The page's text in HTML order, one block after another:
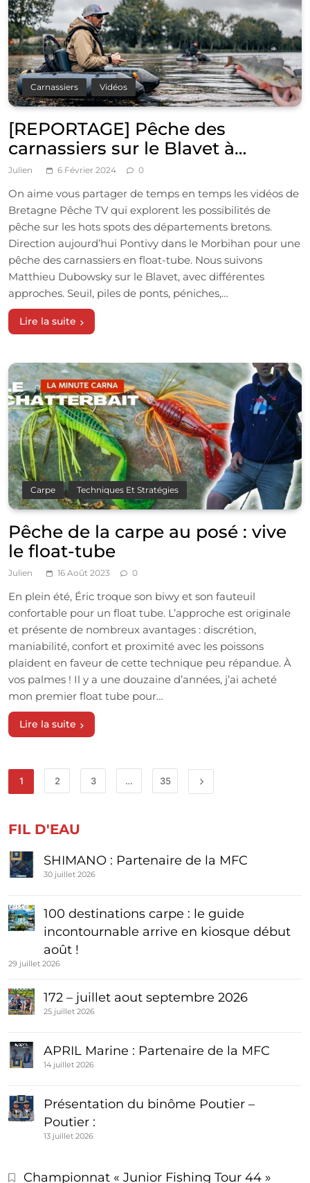
Carnassiers Vidéos
[REPORTAGE] Pêche des
carnassiers sur le Blavet à
Pontivy, en float-tube
Julien 6 Février 2024 0
On aime vous partager de temps en temps les vidéos de
Bretagne Pêche TV qui explorent les possibilités de
pêche sur les hots spots des départements bretons.
Direction aujourd’hui Pontivy dans le Morbihan pour une
pêche des carnassiers en float-tube. Nous suivons
Matthieu Dubowsky sur le Blavet, avec différentes
approches. Seuil, piles de ponts, péniches,…
Lire la suite
Carpe Techniques Et Stratégies
Pêche de la carpe au posé : vive
le float-tube
Julien 16 Août 2023 0
En plein été, Éric troque son biwy et son fauteuil
confortable pour un float tube. L’approche est originale
et présente de nombreux avantages : discrétion,
maniabilité, confort et proximité avec les poissons
plaident en faveur de cette technique peu répandue. À
vos palmes ! Il y a une douzaine d’années, j’ai acheté
mon premier float tube pour…
Lire la suite
1 2 3 … 35
FIL D'EAU
SHIMANO : Partenaire de la MFC
30 juillet 2026
100 destinations carpe : le guide
incontournable arrive en kiosque début
août !
29 juillet 2026
172 – juillet aout septembre 2026
25 juillet 2026
APRIL Marine : Partenaire de la MFC
14 juillet 2026
Présentation du binôme Poutier –
Poutier :
13 juillet 2026
Championnat « Junior Fishing Tour 44 »